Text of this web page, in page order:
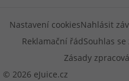
© 2026 eJuice.cz
Nastavení cookiesNahlásit
Reklamační řádSouhlas
Zásady